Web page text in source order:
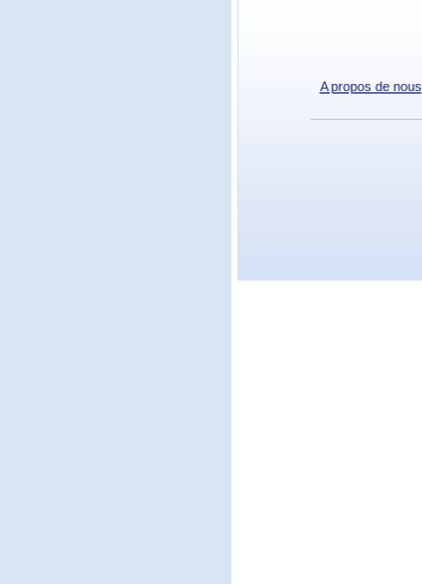
A propos de nous